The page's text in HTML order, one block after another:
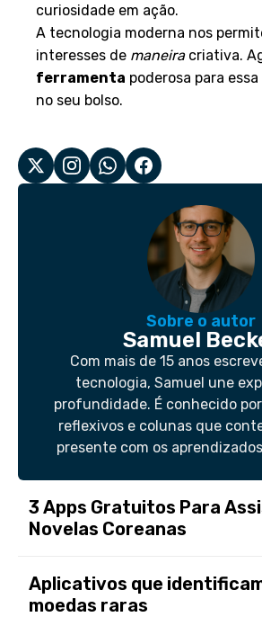
curiosidade em ação.
A tecnologia moderna nos
interesses de maneiracriativa.
ferramenta poderosa para essa
no seu bolso.
Sobre o autor
Samuel
Com mais de 15 anos
tecnologia, Samuel une
profundidade. É conhecido
reflexivos e colunas que
presente com os
3 Apps Gratuitos Para
Novelas Coreanas
Aplicativos que
moedas raras